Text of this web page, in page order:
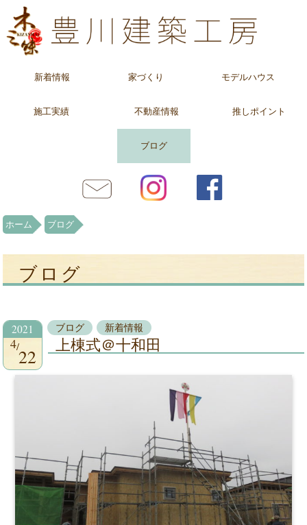
新着情報 家づくり モデルハウス
施工実績 不動産情報 推しポイント
ブログ
ホーム ブログ
ブログ
2021
4
22
ブログ 新着情報
上棟式＠十和田